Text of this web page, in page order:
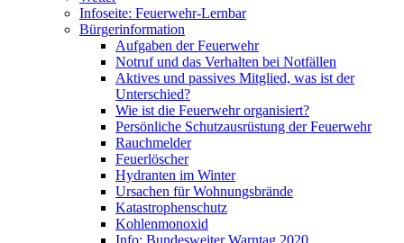
Infoseite: Feuerwehr-Lernbar
Bürgerinformation
Aufgaben der Feuerwehr
Notruf und das Verhalten bei Notfällen
Aktives und passives Mitglied, was ist der
Unterschied?
Wie ist die Feuerwehr organisiert?
Persönliche Schutzausrüstung der Feuerwehr
Rauchmelder
Feuerlöscher
Hydranten im Winter
Ursachen für Wohnungsbrände
Katastrophenschutz
Kohlenmonoxid
Info: Bundesweiter Warntag 2020